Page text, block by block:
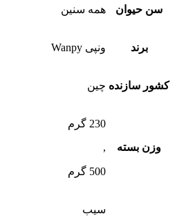
سن حیوان همه سنین
برند ونپی Wanpy
کشور سازنده چین
وزن بسته
230 گرم
,
500 گرم
سیب